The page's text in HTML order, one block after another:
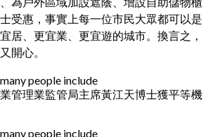
受惠，事實上每一位市民大眾都可以
居、更宜業、更宜遊的城市。換言之
開心。​​​​​​​
管理業監管局主席黃江天博士獲平等